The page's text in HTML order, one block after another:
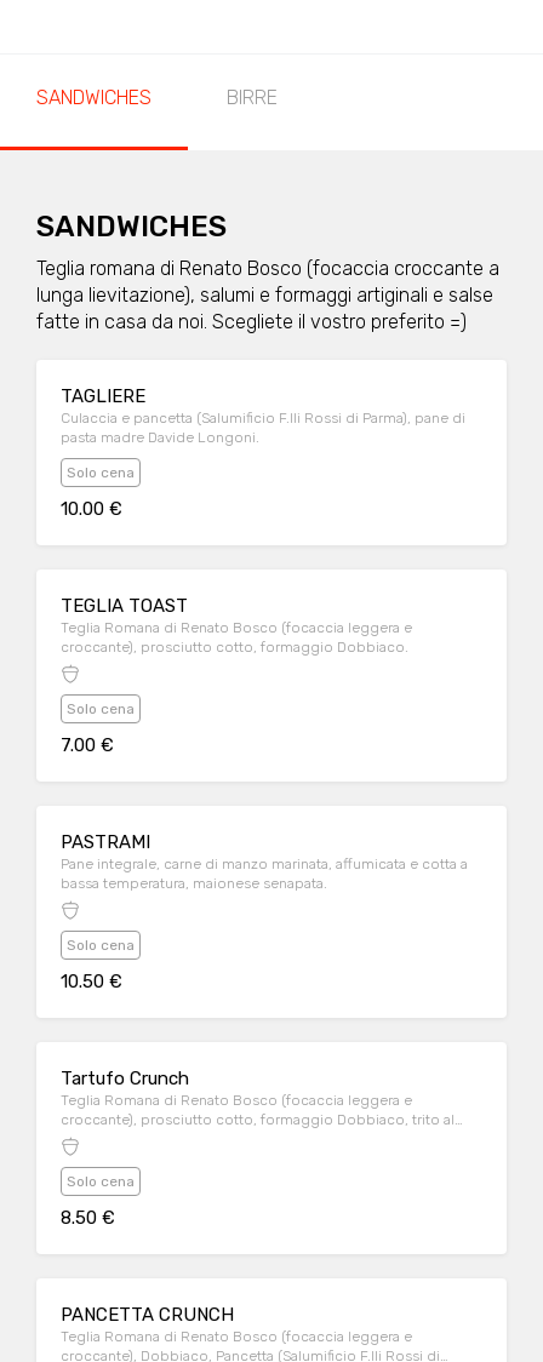
SANDWICHES BIRRE
SANDWICHES
Teglia romana di Renato Bosco (focaccia croccante a
lunga lievitazione), salumi e formaggi artiginali e salse
fatte in casa da noi. Scegliete il vostro preferito =)
TAGLIERE
Culaccia e pancetta (Salumificio F.lli Rossi di Parma), pane di
pasta madre Davide Longoni.
Solo cena
10.00 €
TEGLIA TOAST
Teglia Romana di Renato Bosco (focaccia leggera e
croccante), prosciutto cotto, formaggio Dobbiaco.
Solo cena
7.00 €
PASTRAMI
Pane integrale, carne di manzo marinata, affumicata e cotta a
bassa temperatura, maionese senapata.
Solo cena
10.50 €
Tartufo Crunch
Teglia Romana di Renato Bosco (focaccia leggera e
croccante), prosciutto cotto, formaggio Dobbiaco, trito al
tartufo nero.
Solo cena
8.50 €
PANCETTA CRUNCH
Teglia Romana di Renato Bosco (focaccia leggera e
croccante), Dobbiaco, Pancetta (Salumificio F.lli Rossi di